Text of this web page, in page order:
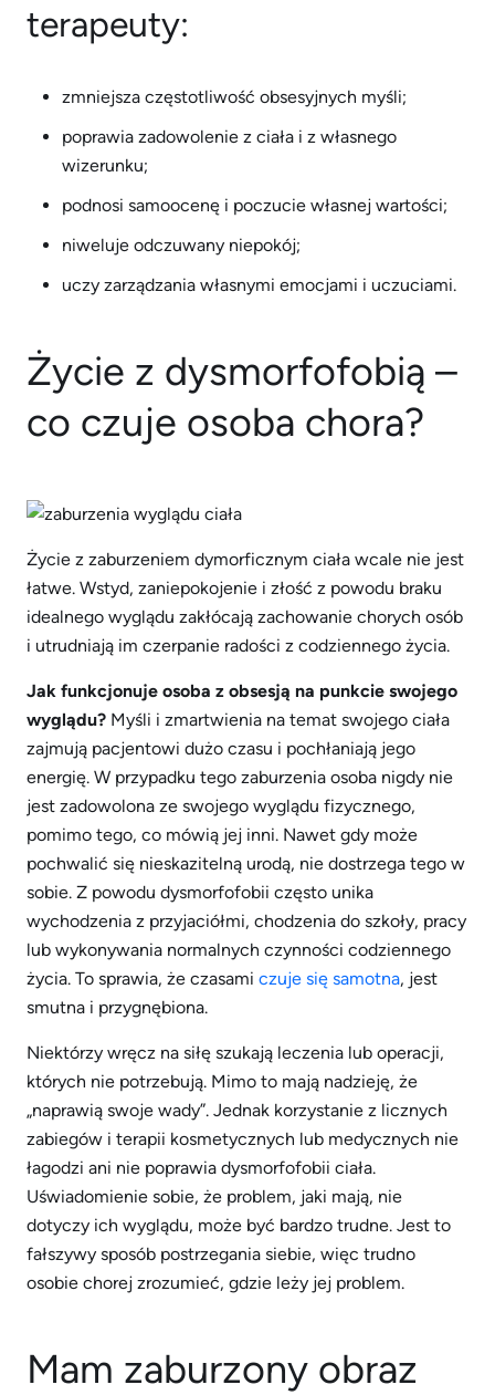
terapeuty:
zmniejsza częstotliwość obsesyjnych myśli;
poprawia zadowolenie z ciała i z własnego
wizerunku;
podnosi samoocenę i poczucie własnej wartości;
niweluje odczuwany niepokój;
uczy zarządzania własnymi emocjami i uczuciami.
Życie z dysmorfofobią –
co czuje osoba chora?
Życie z zaburzeniem dymorficznym ciała wcale nie jest
łatwe. Wstyd, zaniepokojenie i złość z powodu braku
idealnego wyglądu zakłócają zachowanie chorych osób
i utrudniają im czerpanie radości z codziennego życia.
Jak funkcjonuje osoba z obsesją na punkcie swojego
wyglądu? Myśli i zmartwienia na temat swojego ciała
zajmują pacjentowi dużo czasu i pochłaniają jego
energię. W przypadku tego zaburzenia osoba nigdy nie
jest zadowolona ze swojego wyglądu fizycznego,
pomimo tego, co mówią jej inni. Nawet gdy może
pochwalić się nieskazitelną urodą, nie dostrzega tego w
sobie. Z powodu dysmorfofobii często unika
wychodzenia z przyjaciółmi, chodzenia do szkoły, pracy
lub wykonywania normalnych czynności codziennego
życia. To sprawia, że czasami czuje się samotna, jest
smutna i przygnębiona.
Niektórzy wręcz na siłę szukają leczenia lub operacji,
których nie potrzebują. Mimo to mają nadzieję, że
„naprawią swoje wady”. Jednak korzystanie z licznych
zabiegów i terapii kosmetycznych lub medycznych nie
łagodzi ani nie poprawia dysmorfofobii ciała.
Uświadomienie sobie, że problem, jaki mają, nie
dotyczy ich wyglądu, może być bardzo trudne. Jest to
fałszywy sposób postrzegania siebie, więc trudno
osobie chorej zrozumieć, gdzie leży jej problem.
Mam zaburzony obraz